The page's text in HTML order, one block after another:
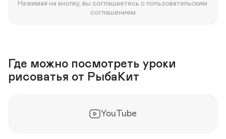
Нажимая на кнопку, вы соглашаетесь с пользовательским
соглашением
Где можно посмотреть уроки
рисоватья от РыбаКит
YouTube